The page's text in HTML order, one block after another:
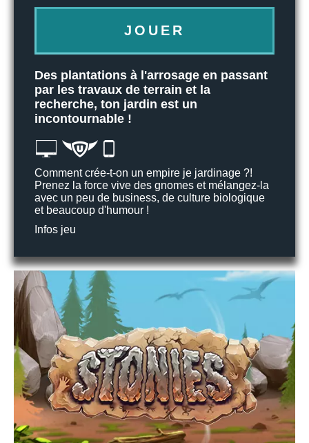
JOUER
Des plantations à l'arrosage en passant
par les travaux de terrain et la
recherche, ton jardin est un
incontournable !
Comment crée-t-on un empire je jardinage ?!
Prenez la force vive des gnomes et mélangez-la
avec un peu de business, de culture biologique
et beaucoup d'humour !
Infos jeu